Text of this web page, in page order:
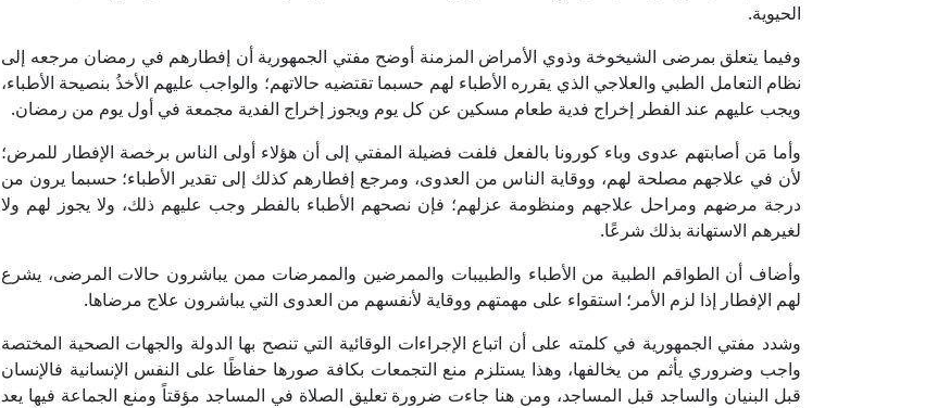
الحيوية.
وفيما يتعلق بمرضى الشيخوخة وذوي الأمراض المزمنة أوضح مفتي الجمهورية أن إفطارهم في رمضان مرجعه إلى
نظام التعامل الطبي والعلاجي الذي يقرره الأطباء لهم حسبما تقتضيه حالاتهم؛ والواجب عليهم الأخذُ بنصيحة الأطباء،
ويجب عليهم عند الفطر إخراج فدية طعام مسكين عن كل يوم ويجوز إخراج الفدية مجمعة في أول يوم من رمضان.
وأما مَن أصابتهم عدوى وباء كورونا بالفعل فلفت فضيلة المفتي إلى أن هؤلاء أولى الناس برخصة الإفطار للمرض؛
لأن في علاجهم مصلحة لهم، ووقاية الناس من العدوى، ومرجع إفطارهم كذلك إلى تقدير الأطباء؛ حسبما يرون من
درجة مرضهم ومراحل علاجهم ومنظومة عزلهم؛ فإن نصحهم الأطباء بالفطر وجب عليهم ذلك، ولا يجوز لهم ولا
لغيرهم الاستهانة بذلك شرعًا.
وأضاف أن الطواقم الطبية من الأطباء والطبيبات والممرضين والممرضات ممن يباشرون حالات المرضى، يشرع
لهم الإفطار إذا لزم الأمر؛ استقواء على مهمتهم ووقاية لأنفسهم من العدوى التي يباشرون علاج مرضاها.
وشدد مفتي الجمهورية في كلمته على أن اتباع الإجراءات الوقائية التي تنصح بها الدولة والجهات الصحية المختصة
واجب وضروري يأثم من يخالفها، وهذا يستلزم منع التجمعات بكافة صورها حفاظًا على النفس الإنسانية فالإنسان
قبل البنيان والساجد قبل المساجد، ومن هنا جاءت ضرورة تعليق الصلاة في المساجد مؤقتاً ومنع الجماعة فيها يعد